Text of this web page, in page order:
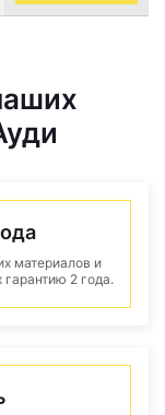
материалов и
2 года.